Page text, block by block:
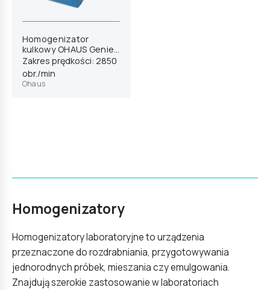
Homogenizator
kulkowy OHAUS Genie
D2 (83041294)
Zakres prędkości: 2850
obr./min
Ohaus
Homogenizatory
Homogenizatory laboratoryjne to urządzenia
przeznaczone do rozdrabniania, przygotowywania
jednorodnych próbek, mieszania czy emulgowania.
Znajdują szerokie zastosowanie w laboratoriach